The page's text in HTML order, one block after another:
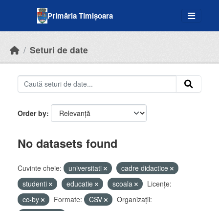
Primăria Timișoara
Seturi de date
Order by
No datasets found
Cuvinte cheie: universitati
cadre didactice
studenti
educatie scoala
Licenţe:
cc-by
Formate: CSV
Organizații: